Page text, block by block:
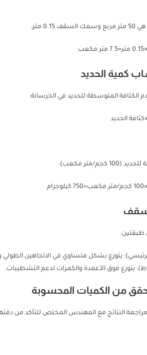
متر:
كمية الحديد
الكثافة المتوسطة للحديد في الخرسانة:
الحديد
متر مكعب):
طبقتين:
يتوزع بشكل متساوي في الاتجاهين
يتوزع فوق الأعمدة والكمرات لدعم التشطيبات.
من الكميات المحسوبة
مراجعة النتائج مع المهندس المختص للتأكد من